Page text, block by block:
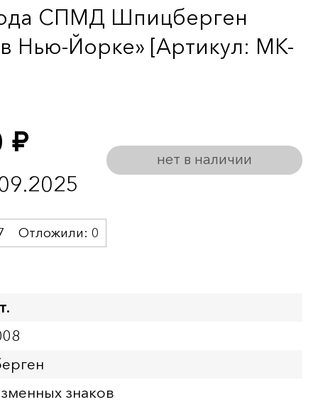
СПМД Шпицберген
Нью-Йорке» [Артикул: MK-
руб.
нет в наличии
Отложили: 0
знаков